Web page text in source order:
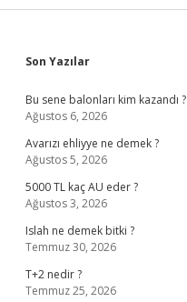
Sidebar
Son Yazılar
Bu sene balonları kim kazandı ?
Ağustos 6, 2026
Avarızı ehliyye ne demek ?
Ağustos 5, 2026
5000 TL kaç AU eder ?
Ağustos 3, 2026
Islah ne demek bitki ?
Temmuz 30, 2026
T+2 nedir ?
Temmuz 25, 2026